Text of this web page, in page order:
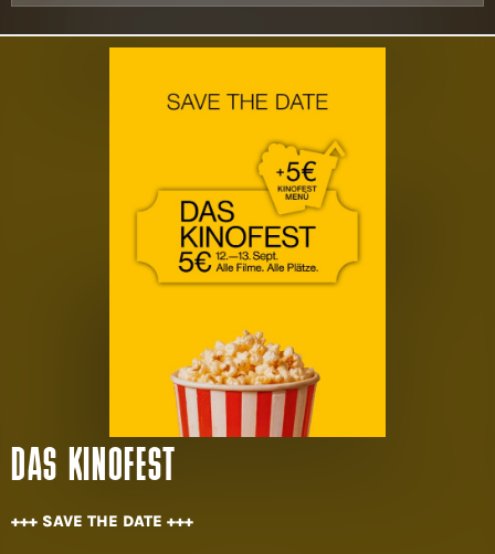
DAS KINOFEST
+++ SAVE THE DATE +++